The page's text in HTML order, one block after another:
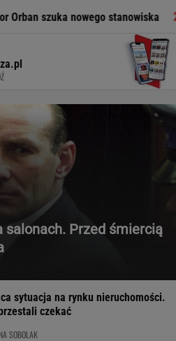
nowego stanowiska To
salonach. Przed śmiercią
sytuacja na rynku nieruchomości.
czekać
SOBOLAK